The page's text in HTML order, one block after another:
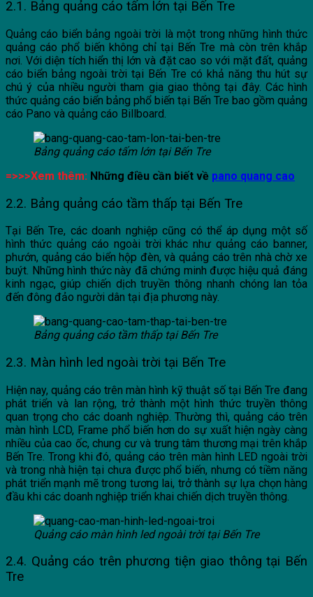
2.1. Bảng quảng cáo tấm lớn tại Bến Tre
Quảng cáo biển bảng ngoài trời là một trong những hình thức
quảng cáo phổ biến không chỉ tại Bến Tre mà còn trên khắp
nơi. Với diện tích hiển thị lớn và đặt cao so với mặt đất, quảng
cáo biển bảng ngoài trời tại Bến Tre có khả năng thu hút sự
chú ý của nhiều người tham gia giao thông tại đây. Các hình
thức quảng cáo biển bảng phổ biến tại Bến Tre bao gồm quảng
cáo Pano và quảng cáo Billboard.
Bảng quảng cáo tấm lớn tại Bến Tre
=>>>Xem thêm: Những điều cần biết về pano quang cao
2.2. Bảng quảng cáo tầm thấp tại Bến Tre
Tại Bến Tre, các doanh nghiệp cũng có thể áp dụng một số
hình thức quảng cáo ngoài trời khác như quảng cáo banner,
phướn, quảng cáo biển hộp đèn, và quảng cáo trên nhà chờ xe
buýt. Những hình thức này đã chứng minh được hiệu quả đáng
kinh ngạc, giúp chiến dịch truyền thông nhanh chóng lan tỏa
đến đông đảo người dân tại địa phương này.
Bảng quảng cáo tầm thấp tại Bến Tre
2.3. Màn hình led ngoài trời tại Bến Tre
Hiện nay, quảng cáo trên màn hình kỹ thuật số tại Bến Tre đang
phát triển và lan rộng, trở thành một hình thức truyền thông
quan trọng cho các doanh nghiệp. Thường thì, quảng cáo trên
màn hình LCD, Frame phổ biến hơn do sự xuất hiện ngày càng
nhiều của cao ốc, chung cư và trung tâm thương mại trên khắp
Bến Tre. Trong khi đó, quảng cáo trên màn hình LED ngoài trời
và trong nhà hiện tại chưa được phổ biến, nhưng có tiềm năng
phát triển mạnh mẽ trong tương lai, trở thành sự lựa chọn hàng
đầu khi các doanh nghiệp triển khai chiến dịch truyền thông.
Quảng cáo màn hình led ngoài trời tại Bến Tre
2.4. Quảng cáo trên phương tiện giao thông tại Bến
Tre